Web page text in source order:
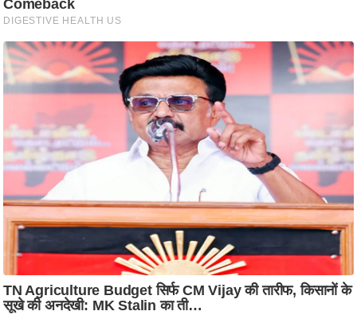
प्र
म
हि
मा
ध
र्म
स्थ
ल
व्र
त
त्यो
हा
र